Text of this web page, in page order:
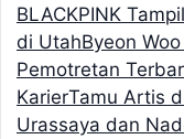
BLACKPINK
di UtahByeon
Pemotretan
KarierTamu Artis
Urassaya dan